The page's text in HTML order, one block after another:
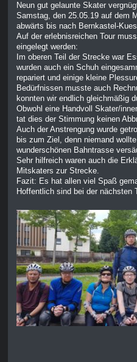
Neun gut gelaunte Skater
Samstag, den 25.05.19 auf dem
abwärts bis nach Bernkastel-
Auf der erlebnisreichen Tour
eingelegt werden:
Im oberen Teil der Strecke war
wurden auch ein Schuh
repariert und einige kleine
Bedürfnissen musste auch
konnten wir endlich gleichmäßig
Obwohl eine Handvoll Skater/
tat dies der Stimmung keinen
Auch der Anstrengung wurde
bis zum Ziel, denn niemand
wunderschönen Bahntrasse
Sehr hilfreich waren auch die
Mitskaters zur Strecke.
Fazit: Es hat allen viel Spaß
Hoffentlich sind bei der nächsten